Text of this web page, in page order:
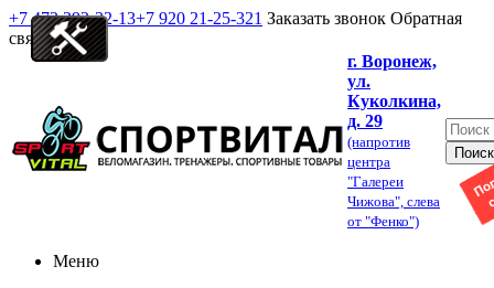
+7 473 292-32-13+7 920 21-25-321 Заказать звонок Обратная
связь
г. Воронеж,
ул.
Куколкина,
д. 29
(напротив
центра
"Галереи
Чижова", слева
от "Фенко")
Меню